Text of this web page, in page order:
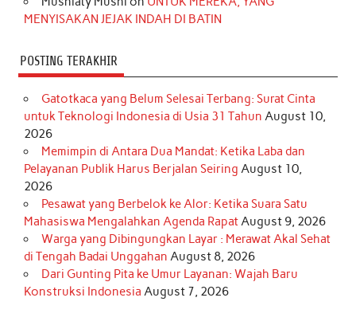
MENYISAKAN JEJAK INDAH DI BATIN
POSTING TERAKHIR
Gatotkaca yang Belum Selesai Terbang: Surat Cinta
untuk Teknologi Indonesia di Usia 31 Tahun August 10,
2026
Memimpin di Antara Dua Mandat: Ketika Laba dan
Pelayanan Publik Harus Berjalan Seiring August 10,
2026
Pesawat yang Berbelok ke Alor: Ketika Suara Satu
Mahasiswa Mengalahkan Agenda Rapat August 9, 2026
Warga yang Dibingungkan Layar : Merawat Akal Sehat
di Tengah Badai Unggahan August 8, 2026
Dari Gunting Pita ke Umur Layanan: Wajah Baru
Konstruksi Indonesia August 7, 2026